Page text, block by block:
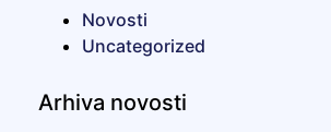
Novosti
Uncategorized
Arhiva novosti